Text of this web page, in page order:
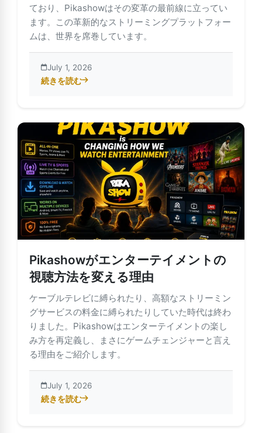
ており、Pikashowはその変革の最前線に立ってい
ます。この革新的なストリーミングプラットフォー
ムは、世界を席巻しています。
July 1, 2026
続きを読む
about Pikashowの世界を探求：ストリーミング革命
Pikashowがエンターテイメントの
視聴方法を変える理由
ケーブルテレビに縛られたり、高額なストリーミン
グサービスの料金に縛られたりしていた時代は終わ
りました。Pikashowはエンターテイメントの楽し
み方を再定義し、まさにゲームチェンジャーと言え
る理由をご紹介します。
July 1, 2026
続きを読む
about Pikashowがエンターテイメントの視聴方法を変え